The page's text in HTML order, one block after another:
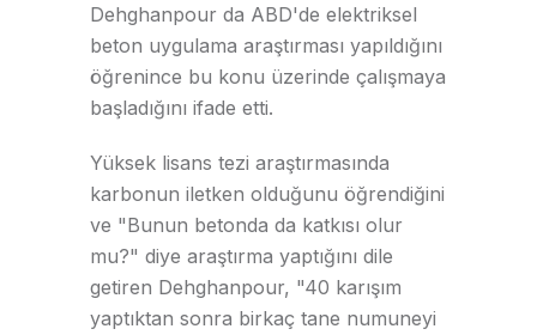
Dehghanpour da ABD'de elektriksel
beton uygulama araştırması yapıldığını
öğrenince bu konu üzerinde çalışmaya
başladığını ifade etti.
Yüksek lisans tezi araştırmasında
karbonun iletken olduğunu öğrendiğini
ve "Bunun betonda da katkısı olur
mu?" diye araştırma yaptığını dile
getiren Dehghanpour, "40 karışım
yaptıktan sonra birkaç tane numuneyi